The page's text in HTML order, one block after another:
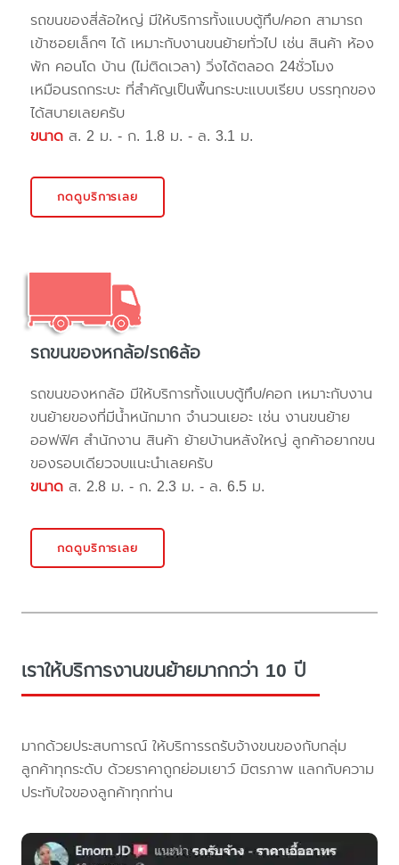
รถขนของสี่ล้อใหญ่ มีให้บริการทั้งแบบตู้ทึบ/คอก สามารถ
เข้าซอยเล็กๆ ได้ เหมาะกับงานขนย้ายทั่วไป เช่น สินค้า ห้อง
พัก คอนโด บ้าน (ไม่ติดเวลา) วิ่งได้ตลอด 24ชั่วโมง
เหมือนรถกระบะ ที่สำคัญเป็นพื้นกระบะแบบเรียบ บรรทุกของ
ได้สบายเลยครับ
ขนาด ส. 2 ม. - ก. 1.8 ม. - ล. 3.1 ม.
กดดูบริการเลย
รถขนของหกล้อ/รถ6ล้อ
รถขนของหกล้อ มีให้บริการทั้งแบบตู้ทึบ/คอก เหมาะกับงาน
ขนย้ายของที่มีน้ำหนักมาก จำนวนเยอะ เช่น งานขนย้าย
ออฟฟิศ สำนักงาน สินค้า ย้ายบ้านหลังใหญ่ ลูกค้าอยากขน
ของรอบเดียวจบแนะนำเลยครับ
ขนาด ส. 2.8 ม. - ก. 2.3 ม. - ล. 6.5 ม.
กดดูบริการเลย
เราให้บริการงานขนย้ายมากกว่า 10 ปี
มากด้วยประสบการณ์ ให้บริการรถรับจ้างขนของกับกลุ่ม
ลูกค้าทุกระดับ ด้วยราคาถูกย่อมเยาว์ มิตรภาพ แลกกับความ
ประทับใจของลูกค้าทุกท่าน